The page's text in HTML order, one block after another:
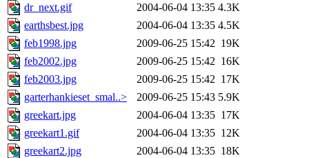
dr_next.gif
2004-06-04 13:35 4.3K
earthsbest.jpg
2004-06-04 13:35 4.5K
feb1998.jpg
2009-06-25 15:42 19K
feb2002.jpg
2009-06-25 15:42 16K
feb2003.jpg
2009-06-25 15:42 17K
garterhankieset_smal..>
2009-06-25 15:43 5.9K
greekart.jpg
2004-06-04 13:35 17K
greekart1.gif
2004-06-04 13:35 12K
greekart2.jpg
2004-06-04 13:35 18K